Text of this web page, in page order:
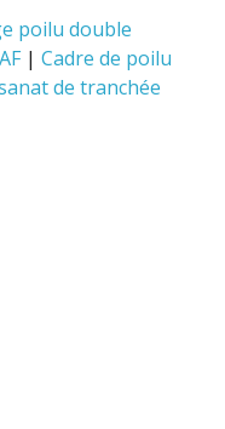
poilu double
| Cadre de poilu
de tranchée